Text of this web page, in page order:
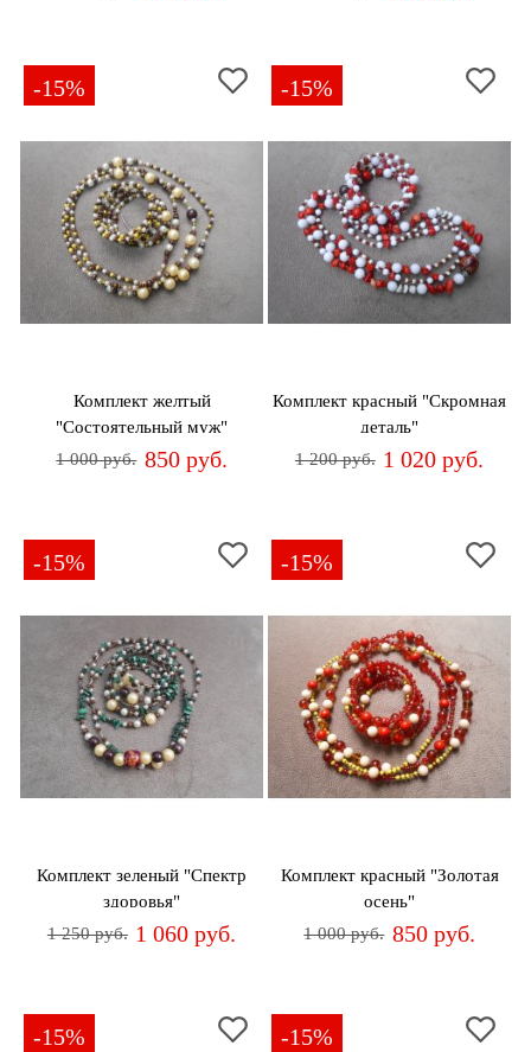
-15%
Комплект желтый
"Состоятельный муж"
1 000 руб. 850 руб.
-15%
Комплект красный "Скромная
деталь"
1 200 руб. 1 020 руб.
-15%
Комплект зеленый "Спектр
здоровья"
1 250 руб. 1 060 руб.
-15%
Комплект красный "Золотая
осень"
1 000 руб. 850 руб.
-15% -15%